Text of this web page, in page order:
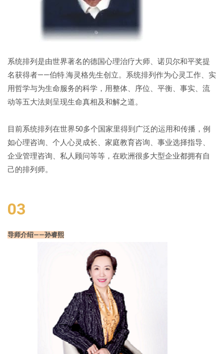
系统排列是由世界著名的德国心理治疗大师、诺贝尔和平奖提
名获得者——伯特.海灵格先生创立。系统排列作为心灵工作、实
用哲学与为生命服务的科学，用整体、序位、平衡、事实、流
动等五大法则呈现生命真相及和解之道。
目前系统排列在世界50多个国家里得到广泛的运用和传播，例
如心理咨询、个人心灵成长、家庭教育咨询、事业选择指导、
企业管理咨询、私人顾问等等，在欧洲很多大型企业都拥有自
己的排列师。
03
导师介绍——孙睿熙